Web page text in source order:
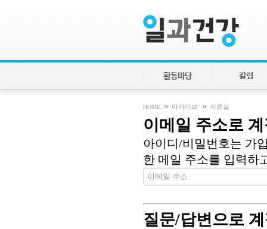
활동마당 칼럼
HOME » 아카이브 » 자료실
이메일 주소로
아이디/비밀번호는 가
한 메일 주소를 입력하
질문/답변으로